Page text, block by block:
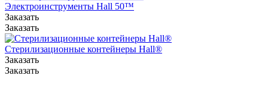
Электроинструменты Hall 50™
Заказать
Заказать
Стерилизационные контейнеры Hall®
Заказать
Заказать